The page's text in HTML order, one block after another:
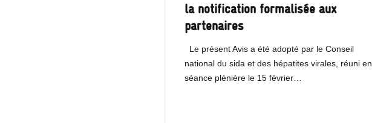
la notification formalisée aux
partenaires
Le présent Avis a été adopté par le Conseil
national du sida et des hépatites virales, réuni en
séance plénière le 15 février…